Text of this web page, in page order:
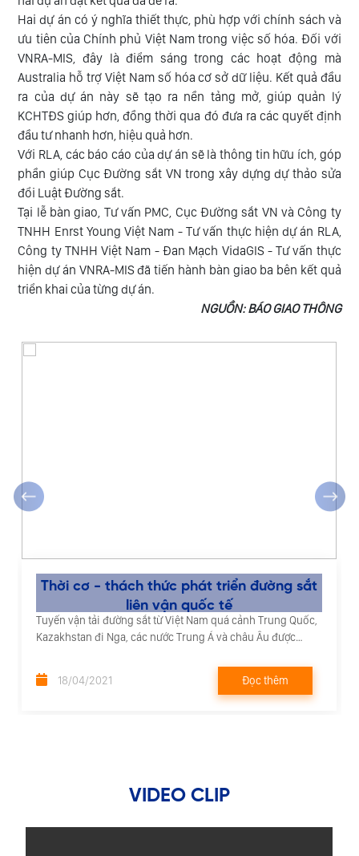
Hai dự án có ý nghĩa thiết thực, phù hợp với chính sách và
ưu tiên của Chính phủ Việt Nam trong việc số hóa. Đối với
VNRA-MIS, đây là điểm sáng trong các hoạt động mà
Australia hỗ trợ Việt Nam số hóa cơ sở dữ liệu. Kết quả đầu
ra của dự án này sẽ tạo ra nền tảng mở, giúp quản lý
KCHTĐS giúp hơn, đồng thời qua đó đưa ra các quyết định
đầu tư nhanh hơn, hiệu quả hơn.
Với RLA, các báo cáo của dự án sẽ là thông tin hữu ích, góp
phần giúp Cục Đường sắt VN trong xây dựng dự thảo sửa
đổi Luật Đường sắt.
Tại lễ bàn giao, Tư vấn PMC, Cục Đường sắt VN và Công ty
TNHH Enrst Young Việt Nam - Tư vấn thực hiện dự án RLA,
Công ty TNHH Việt Nam - Đan Mạch VidaGIS - Tư vấn thực
hiện dự án VNRA-MIS đã tiến hành bàn giao ba bên kết quả
triển khai của từng dự án.
NGUỒN: BÁO GIAO THÔNG
Thời cơ - thách thức phát triển đường sắt
liên vận quốc tế
Tuyến vận tải đường sắt từ Việt Nam quá cảnh Trung Quốc,
Kazakhstan đi Nga, các nước Trung Á và châu Âu được
18/04/2021 Đọc thêm
VIDEO CLIP